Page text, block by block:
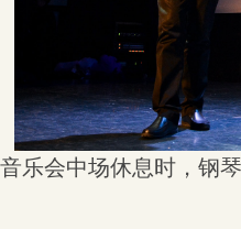
音乐会中场休息时，钢